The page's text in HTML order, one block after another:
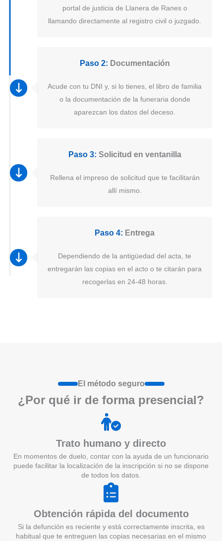
portal de justicia de Llanera de Ranes o
llamando directamente al registro civil o juzgado.
Paso 2: Documentación
Acude con tu DNI y, si lo tienes, el libro de familia
o la documentación de la funeraria donde
aparezcan los datos del deceso.
Paso 3: Solicitud en ventanilla
Rellena el impreso de solicitud que te facilitarán
allí mismo.
Paso 4: Entrega
Dependiendo de la antigüedad del acta, te
entregarán las copias en el acto o te citarán para
recogerlas en 24-48 horas.
El método seguro
¿Por qué ir de formapresencial?
Trato humano y directo
En momentos de duelo, contar con la ayuda de un funcionario
puede facilitar la localización de la inscripción si no se dispone
de todos los datos.
Obtención rápida del documento
Si la defunción es reciente y está correctamente inscrita, es
habitual que te entreguen las copias necesarias en el mismo